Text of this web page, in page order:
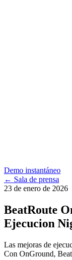
Demo instantáneo
← Sala de prensa
23 de enero de 2026
BeatRoute
Ejecucion
Las mejoras de
Con OnGround,